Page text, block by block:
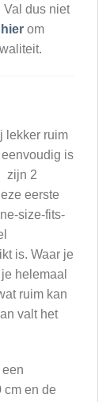
dus niet
hier om
lekker ruim
is
zijn 2
eerste
size-fits-
is. Waar je
helemaal
ruim kan
valt het
een
cm en de